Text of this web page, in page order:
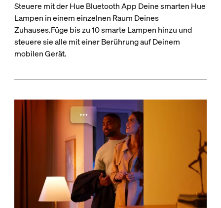
Steuere mit der Hue Bluetooth App Deine smarten Hue
Lampen in einem einzelnen Raum Deines
Zuhauses.Füge bis zu 10 smarte Lampen hinzu und
steuere sie alle mit einer Berührung auf Deinem
mobilen Gerät.